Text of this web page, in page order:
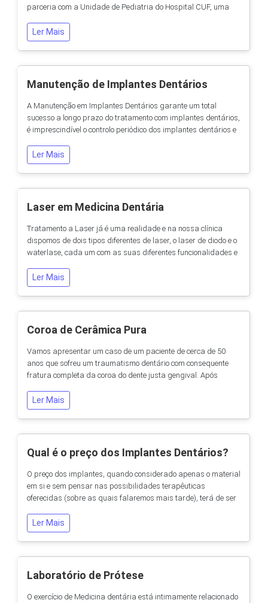
parceria com a Unidade de Pediatria do Hospital CUF, uma
da Saúde Oral Infantil, como sejam: Técnicas de higiene oral de
acordo com a idade da criança; Conselhos sobre a escolha de
Ler Mais
Manutenção de Implantes Dentários
A Manutenção em Implantes Dentários garante um total
sucesso a longo prazo do tratamento com implantes dentários,
é imprescindível o controlo periódico dos implantes dentários e
osso e os tecidos moles circundantes aos implante dentários).
Controlo Periódico Estes controlos, devem ser realizados de
Ler Mais
Laser em Medicina Dentária
Tratamento a Laser já é uma realidade e na nossa clínica
dispomos de dois tipos diferentes de laser, o laser de diodo e o
waterlase, cada um com as suas diferentes funcionalidades e
optimizar os procedimentos dentários. A intervenção a laser é
mais precisa e específica do que uma intervenção com
Ler Mais
Coroa de Cerâmica Pura
Vamos apresentar um caso de um paciente de cerca de 50
anos que sofreu um traumatismo dentário com consequente
fratura completa da coroa do dente justa gengival. Após
Reconstrução do coto dentário com um material semelhanteà
dentina do dente -composito Preparação dentária para
Ler Mais
Qual é o preço dos Implantes Dentários?
O preço dos implantes, quando considerado apenas o material
em si e sem pensar nas possibilidades terapêuticas
oferecidas (sobre as quais falaremos mais tarde), terá de ser
investigação e o estudo que são necessários levar a cabo por
equipas super-especializadas capazes de criar este conjunto
Ler Mais
Laboratório de Prótese
O exercício de Medicina dentária está intimamente relacionado